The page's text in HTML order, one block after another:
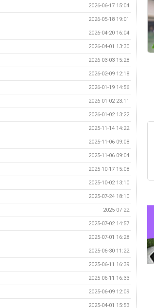
2026-06-17 15:04
2026-05-18 19:01
2026-04-20 16:04
2026-04-01 13:30
2026-03-03 15:28
2026-02-09 12:18
2026-01-19 14:56
2026-01-02 23:11
2026-01-02 13:22
2025-11-14 14:22
2025-11-06 09:08
2025-11-06 09:04
2025-10-17 15:08
2025-10-02 13:10
2025-07-24 18:10
2025-07-22
2025-07-02 14:57
2025-07-01 16:28
2025-06-30 11:22
2025-06-11 16:39
2025-06-11 16:33
2025-06-09 12:09
2025-04-01 15:53